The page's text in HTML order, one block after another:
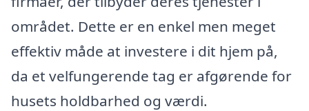
området. Dette er en enkel men meget
effektiv måde at investere i dit hjem på,
da et velfungerende tag er afgørende for
husets holdbarhed og værdi.